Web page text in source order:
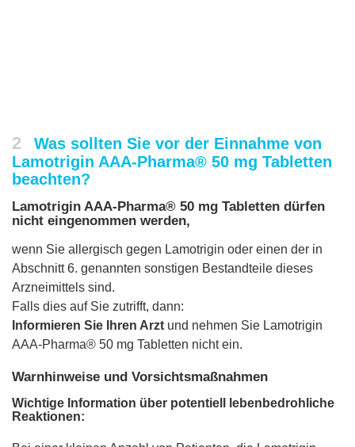
2
Was sollten Sie vor der Einnahme von
Lamotrigin AAA-Pharma® 50 mg Tabletten
beachten?
Lamotrigin AAA-Pharma® 50 mg Tabletten dürfen
nicht eingenommen werden,
wenn Sie allergisch gegen Lamotrigin oder einen der in
Abschnitt 6. genannten sonstigen Bestandteile dieses
Arzneimittels sind.
Falls dies auf Sie zutrifft, dann:
Informieren Sie Ihren Arzt und nehmen Sie Lamotrigin
AAA-Pharma® 50 mg Tabletten nicht ein.
Warnhinweise und Vorsichtsmaßnahmen
Wichtige Information über potentiell lebenbedrohliche
Reaktionen: